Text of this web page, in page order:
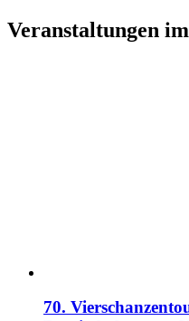
Veranstaltungen
70.